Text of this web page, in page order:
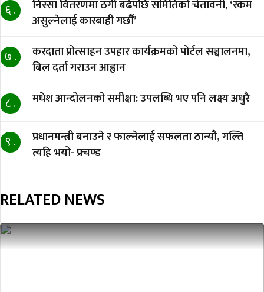
६ .
निस्सा वितरणमा ठगी बढेपछि समितिको चेतावनी, ‘रकम
असुल्नेलाई कारबाही गर्छाैं’
७ .
करदाता प्रोत्साहन उपहार कार्यक्रमको पोर्टल सञ्चालनमा,
बिल दर्ता गराउन आह्वान
८ . मधेश आन्दोलनको समीक्षा: उपलब्धि भए पनि लक्ष्य अधुरै
९ .
प्रधानमन्त्री बनाउने र फाल्नेलाई सफलता ठान्यौ, गल्ति
त्यहि भयो- प्रचण्ड
RELATED NEWS